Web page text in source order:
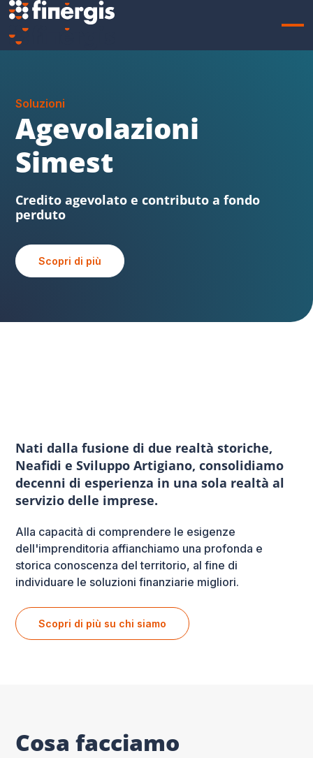
Soluzioni
Sabatini FVG
contributo a fondo perduto
Scopri di più
Nati dalla fusione di due realtà storiche,
Neafidi e Sviluppo Artigiano, consolidiamo
decenni di esperienza in una sola realtà al
servizio delle imprese.
Alla capacità di comprendere le esigenze
dell'imprenditoria affianchiamo una profonda e
storica conoscenza del territorio, al fine di
individuare le soluzioni finanziarie migliori.
Scopri di più su chi siamo
Cosa facciamo